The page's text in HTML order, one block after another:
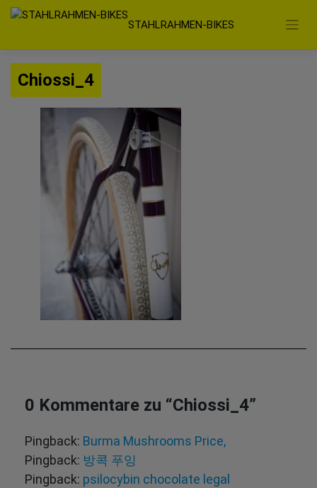
Zum
springen
STAHLRAHMEN-BIKES
Chiossi_4
0 Kommentare zu “Chiossi_4”
Pingback: Burma Mushrooms Price,
Pingback: 방콕 푸잉
Pingback: psilocybin chocolate legal​